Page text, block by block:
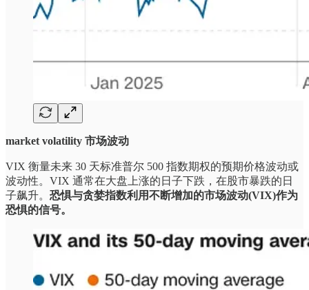
market volatility 市场波动
VIX 衡量未来 30 天标准普尔 500 指数期权的预期价格波动或
波动性。VIX 通常在大盘上涨的日子下跌，在股市暴跌的日
子飙升。 恐惧与贪婪指数利用不断增加的市场波动(VIX)作为
恐惧的信号。